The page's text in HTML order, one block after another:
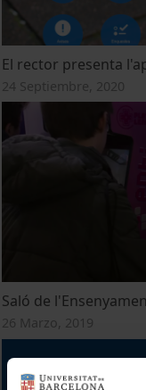
El rector presenta
24 Septiembre, 2020
Saló de
26 Marzo, 2019